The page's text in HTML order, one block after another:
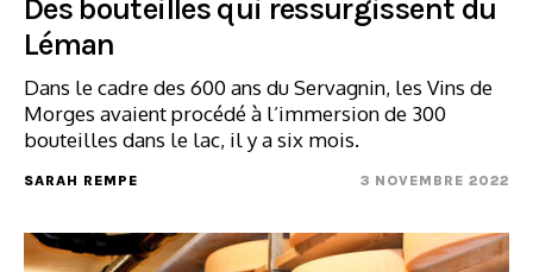
Des bouteilles qui ressurgissent du
Léman
Dans le cadre des 600 ans du Servagnin, les Vins de
Morges avaient procédé à l’immersion de 300
bouteilles dans le lac, il y a six mois.
SARAH REMPE 3 NOVEMBRE 2022